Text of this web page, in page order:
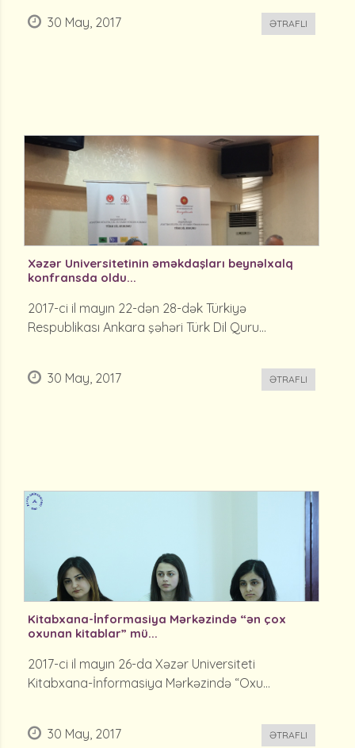
30 May, 2017 ƏTRAFLI
Xəzər Universitetinin əməkdaşları beynəlxalq
konfransda oldu...
2017-ci il mayın 22-dən 28-dək Türkiyə
Respublikası Ankara şəhəri Türk Dil Quru...
30 May, 2017 ƏTRAFLI
Kitabxana-İnformasiya Mərkəzində “ən çox
oxunan kitablar” mü...
2017-ci il mayın 26-da Xəzər Universiteti
Kitabxana-İnformasiya Mərkəzində “Oxu...
30 May, 2017 ƏTRAFLI